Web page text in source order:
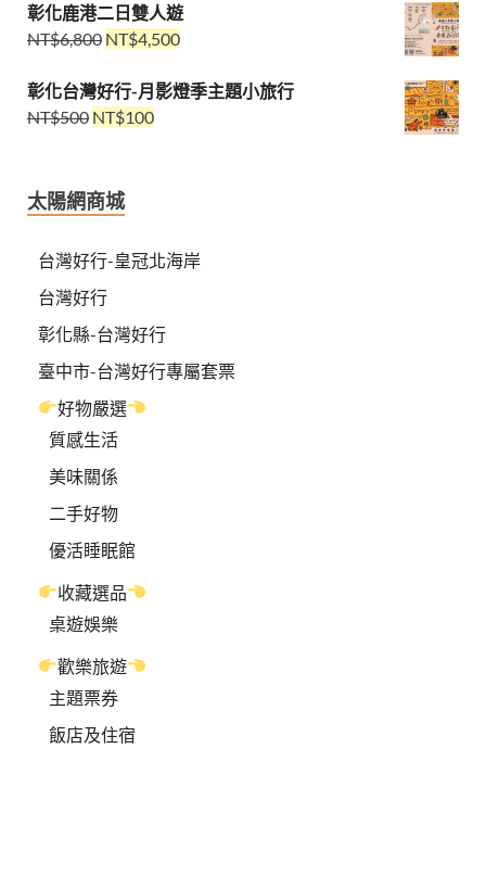
彰化鹿港二日雙人遊
NT$6,800 NT$4,500
彰化台灣好行-月影燈季主題小旅行
NT$500 NT$100
太陽網商城
台灣好行-皇冠北海岸
台灣好行
彰化縣-台灣好行
臺中市-台灣好行專屬套票
好物嚴選
質感生活
美味關係
二手好物
優活睡眠館
收藏選品
桌遊娛樂
歡樂旅遊
主題票券
飯店及住宿